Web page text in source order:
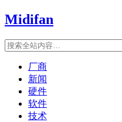
Midifan
厂商
新闻
硬件
软件
技术